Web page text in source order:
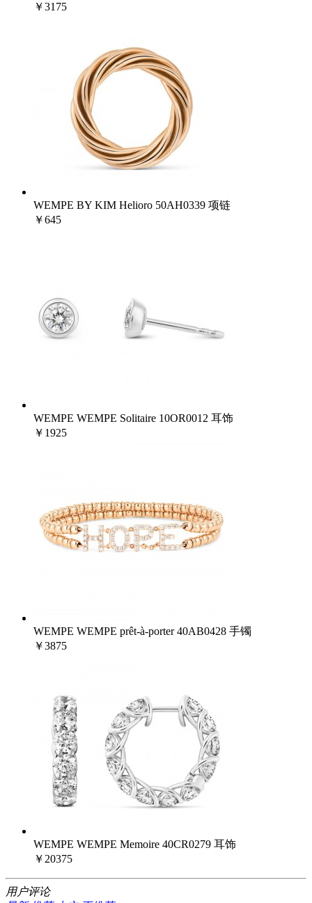
￥3175
WEMPE BY KIM Helioro 50AH0339 项链
￥645
WEMPE WEMPE Solitaire 10OR0012 耳饰
￥1925
WEMPE WEMPE prêt-à-porter 40AB0428 手镯
￥3875
WEMPE WEMPE Memoire 40CR0279 耳饰
￥20375
用户评论